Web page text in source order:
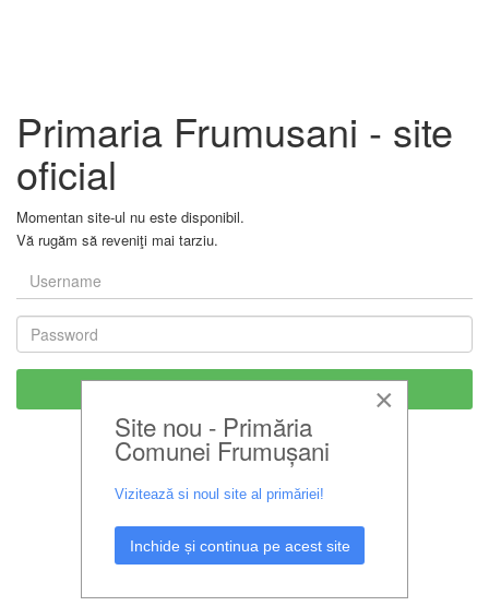
Primaria Frumusani - site
oficial
Momentan site-ul nu este disponibil.
Vă rugăm să reveniţi mai tarziu.
×
Site nou - Primăria
Comunei Frumușani
Vizitează si noul site al primăriei!
Inchide și continua pe acest site